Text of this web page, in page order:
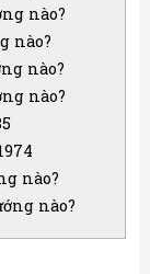
nào?
nào?
nào?
nào?
nào?
nào?